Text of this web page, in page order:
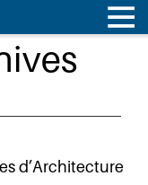
d’Architecture